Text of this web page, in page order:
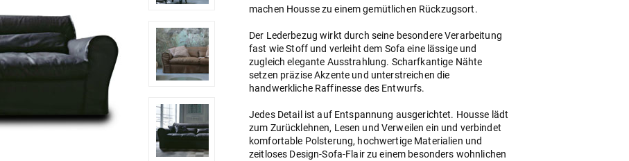
machen Housse zu einem gemütlichen Rückzugsort.
Der Lederbezug wirkt durch seine besondere Verarbeitung
fast wie Stoff und verleiht dem Sofa eine lässige und
zugleich elegante Ausstrahlung. Scharfkantige Nähte
setzen präzise Akzente und unterstreichen die
handwerkliche Raffinesse des Entwurfs.
Jedes Detail ist auf Entspannung ausgerichtet. Housse lädt
zum Zurücklehnen, Lesen und Verweilen ein und verbindet
komfortable Polsterung, hochwertige Materialien und
zeitloses Design-Sofa-Flair zu einem besonders wohnlichen